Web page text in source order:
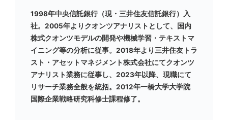
1998年中央信託銀行（現・三井住友信託銀行）入
社。2005年よりクオンツアナリストとして、国内
株式クオンツモデルの開発や機械学習・テキストマ
イニング等の分析に従事。2018年より三井住友トラ
スト・アセットマネジメント株式会社にてクオンツ
アナリスト業務に従事し、2023年以降、現職にて
リサーチ業務全般を統括。2012年一橋大学大学院
国際企業戦略研究科修士課程修了。